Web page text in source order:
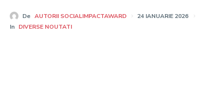
De AUTORII SOCIALIMPACTAWARD
24 IANUARIE 2026
In DIVERSE NOUTATI